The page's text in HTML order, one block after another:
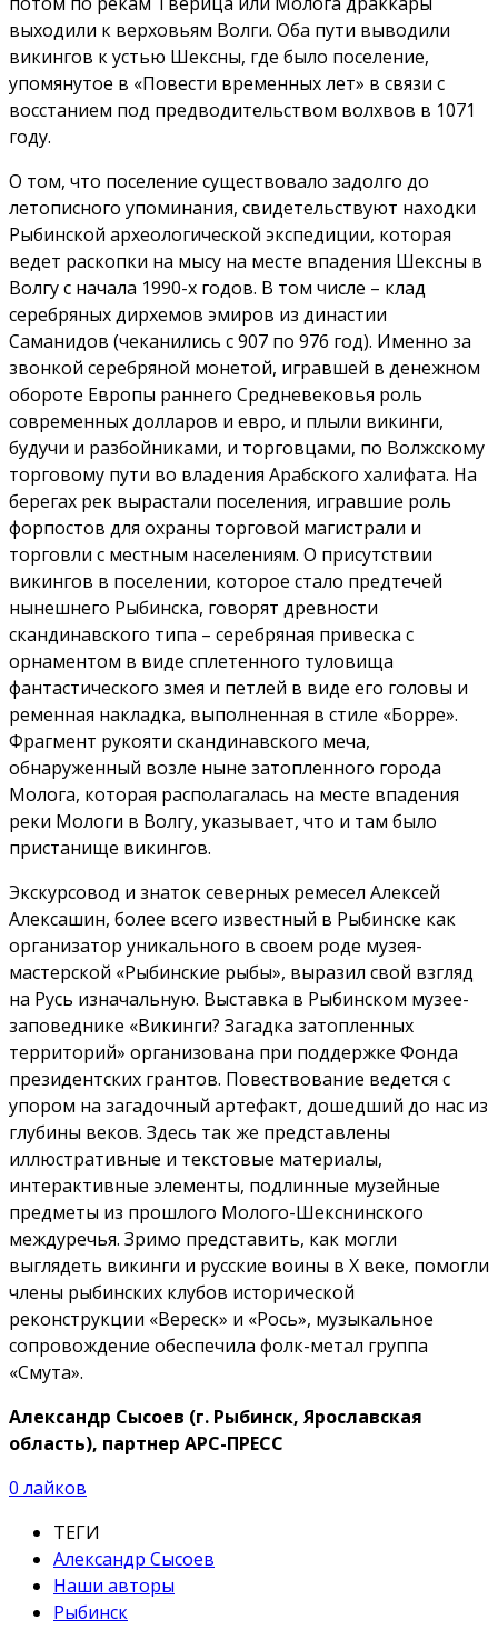
выходили к верховьям Волги. Оба пути выводили
викингов к устью Шексны, где было поселение,
упомянутое в «Повести временных лет» в связи с
восстанием под предводительством волхвов в 1071
году.
О том, что поселение существовало задолго до
летописного упоминания, свидетельствуют находки
Рыбинской археологической экспедиции, которая
ведет раскопки на мысу на месте впадения Шексны в
Волгу с начала 1990-х годов. В том числе – клад
серебряных дирхемов эмиров из династии
Саманидов (чеканились с 907 по 976 год). Именно за
звонкой серебряной монетой, игравшей в денежном
обороте Европы раннего Средневековья роль
современных долларов и евро, и плыли викинги,
будучи и разбойниками, и торговцами, по Волжскому
торговому пути во владения Арабского халифата. На
берегах рек вырастали поселения, игравшие роль
форпостов для охраны торговой магистрали и
торговли с местным населениям. О присутствии
викингов в поселении, которое стало предтечей
нынешнего Рыбинска, говорят древности
скандинавского типа – серебряная привеска с
орнаментом в виде сплетенного туловища
фантастического змея и петлей в виде его головы и
ременная накладка, выполненная в стиле «Борре».
Фрагмент рукояти скандинавского меча,
обнаруженный возле ныне затопленного города
Молога, которая располагалась на месте впадения
реки Мологи в Волгу, указывает, что и там было
пристанище викингов.
Экскурсовод и знаток северных ремесел Алексей
Алексашин, более всего известный в Рыбинске как
организатор уникального в своем роде музея-
мастерской «Рыбинские рыбы», выразил свой взгляд
на Русь изначальную. Выставка в Рыбинском музее-
заповеднике «Викинги? Загадка затопленных
территорий» организована при поддержке Фонда
президентских грантов. Повествование ведется с
упором на загадочный артефакт, дошедший до нас из
глубины веков. Здесь так же представлены
иллюстративные и текстовые материалы,
интерактивные элементы, подлинные музейные
предметы из прошлого Молого-Шекснинского
междуречья. Зримо представить, как могли
выглядеть викинги и русские воины в X веке, помогли
члены рыбинских клубов исторической
реконструкции «Вереск» и «Рось», музыкальное
сопровождение обеспечила фолк-метал группа
«Смута».
Александр Сысоев (г. Рыбинск, Ярославская
область), партнер АРС-ПРЕСС
0 лайков
ТЕГИ
Александр Сысоев
Наши авторы
Рыбинск